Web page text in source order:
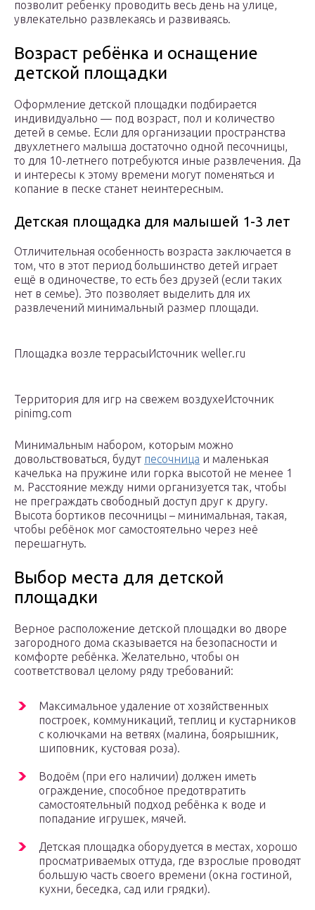
позволит ребенку проводить весь день на улице,
увлекательно развлекаясь и развиваясь.
Возраст ребёнка и оснащение
детской площадки
Оформление детской площадки подбирается
индивидуально — под возраст, пол и количество
детей в семье. Если для организации пространства
двухлетнего малыша достаточно одной песочницы,
то для 10-летнего потребуются иные развлечения. Да
и интересы к этому времени могут поменяться и
копание в песке станет неинтересным.
Детская площадка для малышей 1-3 лет
Отличительная особенность возраста заключается в
том, что в этот период большинство детей играет
ещё в одиночестве, то есть без друзей (если таких
нет в семье). Это позволяет выделить для их
развлечений минимальный размер площади.
Площадка возле террасыИсточник weller.ru
Территория для игр на свежем воздухеИсточник
pinimg.com
Минимальным набором, которым можно
довольствоваться, будут песочница и маленькая
качелька на пружине или горка высотой не менее 1
м. Расстояние между ними организуется так, чтобы
не преграждать свободный доступ друг к другу.
Высота бортиков песочницы – минимальная, такая,
чтобы ребёнок мог самостоятельно через неё
перешагнуть.
Выбор места для детской
площадки
Верное расположение детской площадки во дворе
загородного дома сказывается на безопасности и
комфорте ребёнка. Желательно, чтобы он
соответствовал целому ряду требований:
Максимальное удаление от хозяйственных
построек, коммуникаций, теплиц и кустарников
с колючками на ветвях (малина, боярышник,
шиповник, кустовая роза).
Водоём (при его наличии) должен иметь
ограждение, способное предотвратить
самостоятельный подход ребёнка к воде и
попадание игрушек, мячей.
Детская площадка оборудуется в местах, хорошо
просматриваемых оттуда, где взрослые проводят
большую часть своего времени (окна гостиной,
кухни, беседка, сад или грядки).